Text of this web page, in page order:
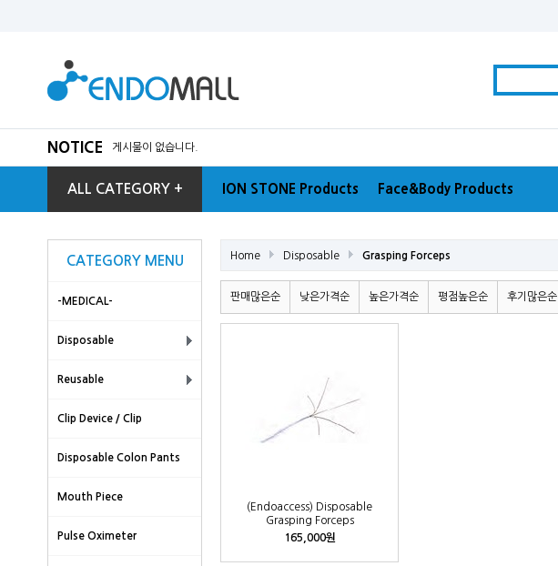
NOTICE 게시물이 없습니다.
ALL CATEGORY + ION STONE Products Face&Body Products
CATEGORY MENU
-MEDICAL-
Disposable
Reusable
Clip Device / Clip
Disposable Colon Pants
Mouth Piece
Pulse Oximeter
Home Disposable Grasping Forceps
판매많은순 낮은가격순 높은가격순 평점높은순 후기많은순
(Endoaccess) Disposable
Grasping Forceps
165,000원